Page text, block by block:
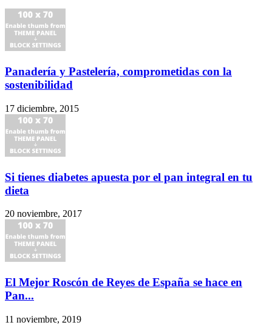
Panadería y Pastelería, comprometidas con la
sostenibilidad
17 diciembre, 2015
Si tienes diabetes apuesta por el pan integral en tu
dieta
20 noviembre, 2017
El Mejor Roscón de Reyes de España se hace en
Pan...
11 noviembre, 2019